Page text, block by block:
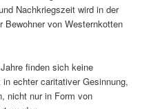
Nachkriegszeit wird in der
Bewohner von Westernkotten
finden sich keine
echter caritativer Gesinnung,
nicht nur in Form von